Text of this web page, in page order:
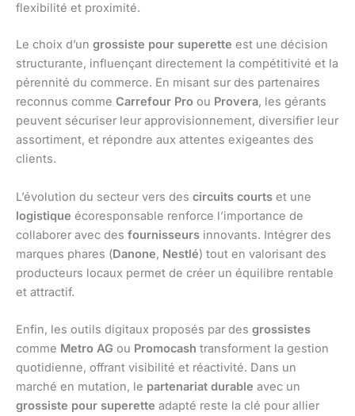
flexibilité et proximité.
Le choix d’un grossiste pour superette est une décision
structurante, influençant directement la compétitivité et la
pérennité du commerce. En misant sur des partenaires
reconnus comme Carrefour Pro ou Provera, les gérants
peuvent sécuriser leur approvisionnement, diversifier leur
assortiment, et répondre aux attentes exigeantes des
clients.
L’évolution du secteur vers des circuits courts et une
logistique écoresponsable renforce l’importance de
collaborer avec des fournisseurs innovants. Intégrer des
marques phares (Danone, Nestlé) tout en valorisant des
producteurs locaux permet de créer un équilibre rentable
et attractif.
Enfin, les outils digitaux proposés par des grossistes
comme Metro AG ou Promocash transforment la gestion
quotidienne, offrant visibilité et réactivité. Dans un
marché en mutation, le partenariat durable avec un
grossiste pour superette adapté reste la clé pour allier